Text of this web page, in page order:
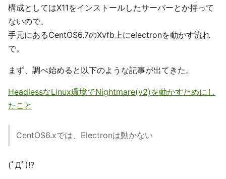
構成としてはX11をインストールしたサーバーとか持って
ないので、
手元にあるCentOS6.7のXvfb上にelectronを動かす流れ
で。
まず、調べ始めると以下のような記事が出てきた。
HeadlessなLinux環境でNightmare(v2)を動かすためにし
たこと
CentOS6.xでは、Electronは動かない
(ﾟДﾟ)!?